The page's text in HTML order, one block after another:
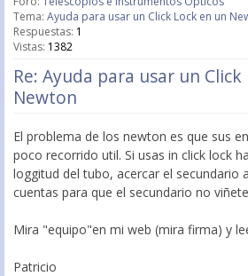
Tema: Ayuda para usar un Click Lock en un
Respuestas: 1
Vistas: 1382
Re: Ayuda para usar un
Newton
El problema de los newton es que sus
poco recorrido util. Si usas in click lock
loggitud del tubo, acercar el secundario
cuentas para que el secundario no
Mira "equipo"en mi web (mira firma) y
Patricio